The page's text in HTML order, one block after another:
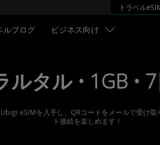
トラベル
ルブログ ビジネス向け
ルタル • 1GB •
eSIMを入手し、QRコードをメールで受け
ト接続を楽しめます！